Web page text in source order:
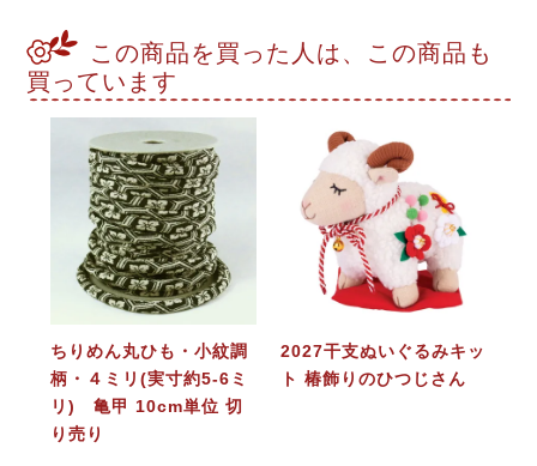
この商品を買った人は、この商品も
買っています
ちりめん丸ひも・小紋調
柄・４ミリ(実寸約5-6ミ
リ) 亀甲 10cm単位 切
り売り
2027干支ぬいぐるみキッ
ト 椿飾りのひつじさん